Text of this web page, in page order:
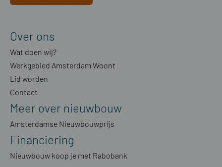
Over ons
Wat doen wij?
Werkgebied Amsterdam Woont
Lid worden
Contact
Meer over nieuwbouw
Amsterdamse Nieuwbouwprijs
Financiering
Nieuwbouw koop je met Rabobank